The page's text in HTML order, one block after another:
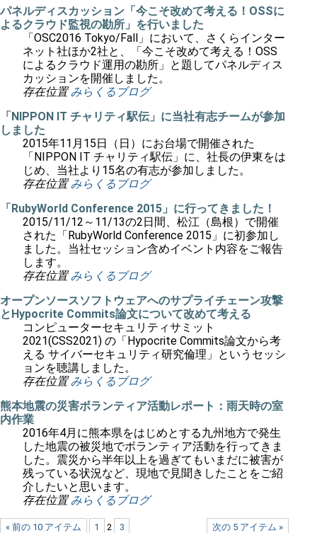
パネルディスカッション「今こそ改めて考える！OSSに
よるクラウド監視の勘所」を行いました
「OSC2016 Tokyo/Fall」において、さくらインター
ネット社ほか2社と、「今こそ改めて考える！OSS
によるクラウド運用の勘所」と題してパネルディス
カッションを開催しました。
存在位置 みらくるブログ
「NIPPON IT チャリティ駅伝」に当社有志チームが参加
しました
2015年11月15日（日）にお台場で開催された
「NIPPON IT チャリティ駅伝」に、社長の伊東をは
じめ、当社より15名の有志が参加しました。
存在位置 みらくるブログ
「RubyWorld Conference 2015」に行ってきました！
2015/11/12～11/13の2日間、松江（島根）で開催
された「RubyWorld Conference 2015」に初参加し
ました。当社セッション含めイベント内容をご報告
します。
存在位置 みらくるブログ
オープンソースソフトウェアへのサプライチェーン攻撃
とHypocrite Commits論文について改めて考える
コンピューターセキュリティサミット
2021(CSS2021) の「Hypocrite Commits論文から考
える サイバーセキュリティ研究倫理」というセッシ
ョンを聴講しました。
存在位置 みらくるブログ
熊本地震の災害ボランティア活動レポート：雨天時の室
内作業
2016年4月に熊本県をはじめとする九州地方で発生
した地震の被災地でボランティア活動を行ってきま
した。震災から半年以上を過ぎてもいまだに被害が
残っている状況など、現地で見聞きしたことをご紹
介したいと思います。
存在位置 みらくるブログ
« 前の 10 アイテム 次の 5 アイテム »
1 2 3